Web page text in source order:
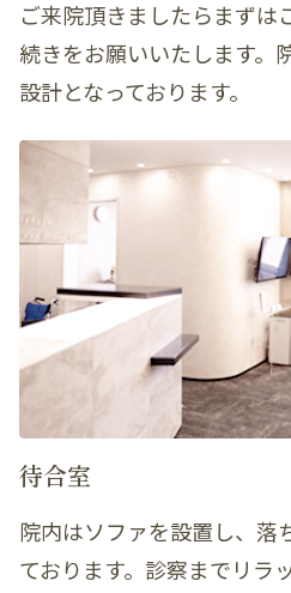
ご来院頂きましたらまずは
続きをお願いいたします。
設計となっております。
待合室
院内はソファを設置し、落
ております。診察までリラ